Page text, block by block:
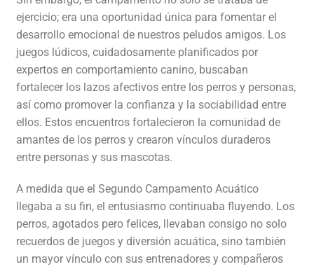
ejercicio; era una oportunidad única para fomentar el
desarrollo emocional de nuestros peludos amigos. Los
juegos lúdicos, cuidadosamente planificados por
expertos en comportamiento canino, buscaban
fortalecer los lazos afectivos entre los perros y personas,
así como promover la confianza y la sociabilidad entre
ellos. Estos encuentros fortalecieron la comunidad de
amantes de los perros y crearon vínculos duraderos
entre personas y sus mascotas.
A medida que el Segundo Campamento Acuático
llegaba a su fin, el entusiasmo continuaba fluyendo. Los
perros, agotados pero felices, llevaban consigo no solo
recuerdos de juegos y diversión acuática, sino también
un mayor vínculo con sus entrenadores y compañeros